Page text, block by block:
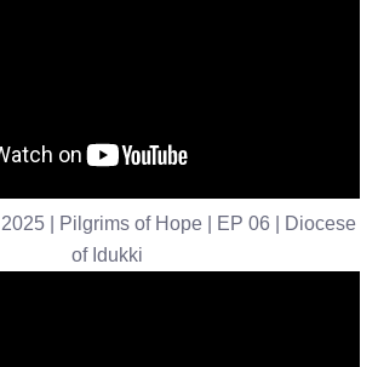
| Pilgrims of Hope | EP 06 | Diocese
of Idukki